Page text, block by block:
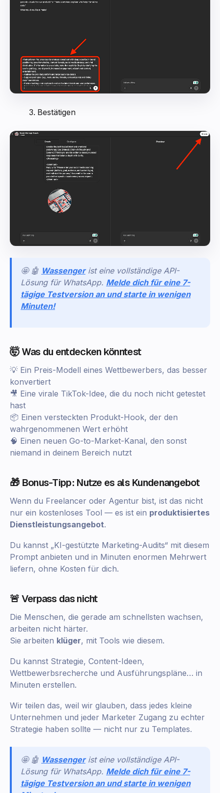
Bestätigen
🤩 🤖 Wassenger ist eine vollständige API-
Lösung für WhatsApp. Melde dich für eine 7-
tägige Testversion an und starte in wenigen
Minuten!
🤯 Was du entdecken könntest
💡 Ein Preis-Modell eines Wettbewerbers, das besser
konvertiert
🎥 Eine virale TikTok-Idee, die du noch nicht getestet
hast
📦 Einen versteckten Produkt-Hook, der den
wahrgenommenen Wert erhöht
🧠 Einen neuen Go-to-Market-Kanal, den sonst
niemand in deinem Bereich nutzt
🎁 Bonus-Tipp: Nutze es als Kundenangebot
Wenn du Freelancer oder Agentur bist, ist das nicht
nur ein kostenloses Tool — es ist ein produktisiertes
Dienstleistungsangebot.
Du kannst „KI-gestützte Marketing-Audits“ mit diesem
Prompt anbieten und in Minuten enormen Mehrwert
liefern, ohne Kosten für dich.
🚨 Verpass das nicht
Die Menschen, die gerade am schnellsten wachsen,
arbeiten nicht härter.
Sie arbeiten klüger, mit Tools wie diesem.
Du kannst Strategie, Content-Ideen,
Wettbewerbsrecherche und Ausführungspläne… in
Minuten erstellen.
Wir teilen das, weil wir glauben, dass jedes kleine
Unternehmen und jeder Marketer Zugang zu echter
Strategie haben sollte — nicht nur zu Templates.
🤩 🤖 Wassenger ist eine vollständige API-
Lösung für WhatsApp. Melde dich für eine 7-
tägige Testversion an und starte in wenigen